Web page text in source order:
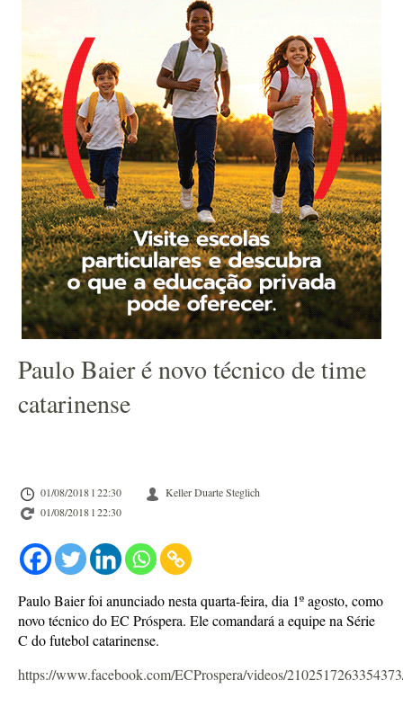
Paulo Baier é novo técnico de time
catarinense
01/08/2018 l 22:30
Keller Duarte Steglich
01/08/2018 l 22:30
Paulo Baier foi anunciado nesta quarta-feira, dia 1º agosto, como
novo técnico do EC Próspera. Ele comandará a equipe na Série
C do futebol catarinense.
https://www.facebook.com/ECProspera/videos/